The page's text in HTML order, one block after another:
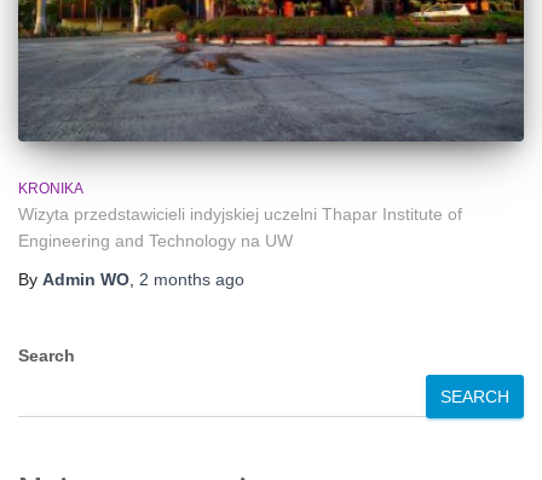
KRONIKA
Wizyta przedstawicieli indyjskiej uczelni Thapar Institute of
Engineering and Technology na UW
By Admin WO 2 months ago
Search
SEARCH